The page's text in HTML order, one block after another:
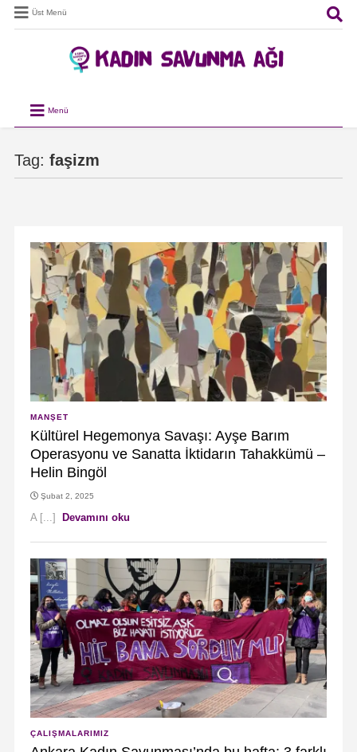
Üst Menü
Menü
Tag: faşizm
MANŞET
Kültürel Hegemonya Savaşı: Ayşe Barım
Operasyonu ve Sanatta İktidarın Tahakkümü –
Helin Bingöl
Şubat 2, 2025
A [...] Devamını oku
ÇALIŞMALARIMIZ